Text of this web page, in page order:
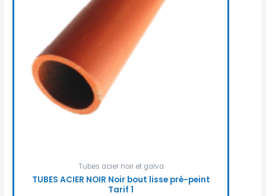
Tubes acier noir et galva
TUBES ACIER NOIR Noir bout lisse pré-peint
Tarif 1